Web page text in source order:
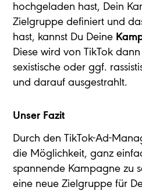
hochgeladen hast, Dein
Zielgruppe definiert und
hast, kannst Du Deine
Diese wird von TikTok
sexistische oder ggf.
und darauf ausgestrahlt.
Unser Fazit
Durch den TikTok-Ad-
die Möglichkeit, ganz
spannende Kampagne zu
eine neue Zielgruppe für